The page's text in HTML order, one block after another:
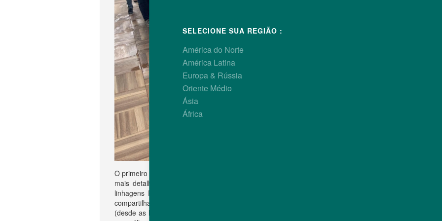
O primeiro dia começou com uma visão geral do mercado europeu de frango Premium, seguida de uma
mais detalhada da situação do mercado na França. Uma apresentação sobre o desempenho das
linhagens Premium da Hubbard trouxe uma análise do feedback dos clientes e destacou a
compartilhamento de dados de campo. A sessão seguinte, focada na seleção genética das linhagens
(desde as linhas puras até o desempenho em campo), enfatizou mais uma vez o papel fundamental
SELECIONE SUA REGIÃO :
América do Norte
América Latina
Europa & Rússia
Oriente Médio
Ásia
África